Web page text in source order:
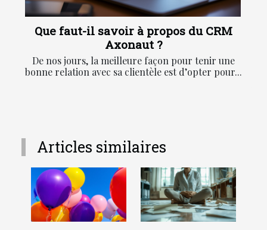
Que faut-il savoir à propos du CRM
Axonaut ?
De nos jours, la meilleure façon pour tenir une
bonne relation avec sa clientèle est d’opter pour...
Articles similaires